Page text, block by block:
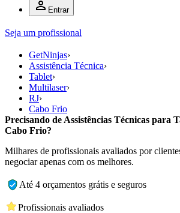
Entrar
Seja um profissional
GetNinjas›
Assistência Técnica›
Tablet›
Multilaser›
RJ›
Cabo Frio
Precisando de Assistências Técnicas para
Cabo Frio?
Milhares de profissionais avaliados por
negociar apenas com os melhores.
Até 4 orçamentos grátis e seguros
Profissionais avaliados